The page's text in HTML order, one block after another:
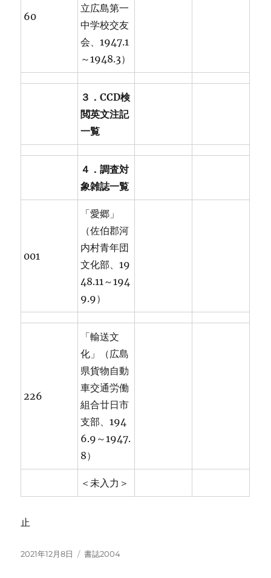
60
立広島第一
中学校交友
会、1947.1
～1948.3）
３．CCD検
閲英文注記
一覧
４．調査対
象雑誌一覧
001
「愛郷」
（佐伯郡河
内村青年団
文化部、19
48.11～194
9.9）
226
「輸送文
化」（広島
県貨物自動
車交通労働
組合廿日市
支部、194
6.9～1947.
8）
＜未入力＞
止
投
2021年12月8日
カ
書誌2004